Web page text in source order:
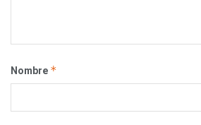
Nombre *